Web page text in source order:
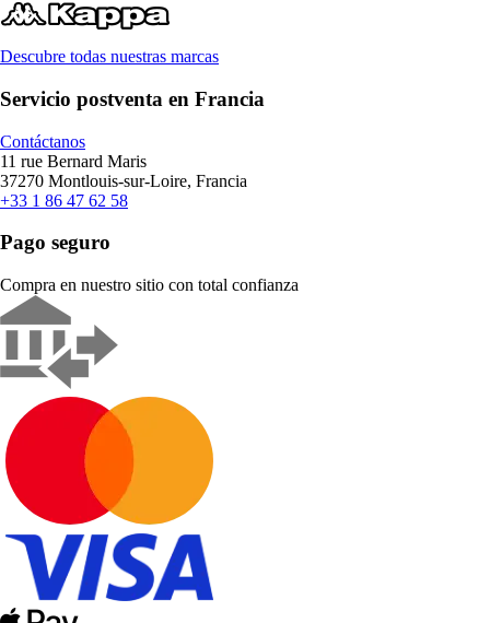
Descubre todas nuestras marcas
Servicio postventa en Francia
Contáctanos
11 rue Bernard Maris
37270 Montlouis-sur-Loire, Francia
+33 1 86 47 62 58
Pago seguro
Compra en nuestro sitio con total confianza